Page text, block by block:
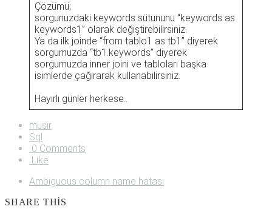
Çözümü;
sorgunuzdaki keywords sütununu “keywords as
keywords1” olarak değiştirebilirsiniz.
Ya da ilk joinde “from tablo1 as tb1” diyerek
sorgumuzda “tb1.keywords” diyerek
sorgumuzda inner joini ve tabloları başka
isimlerde çağırarak kullanabilirsiniz.
Hayırlı günler herkese..
musir
Sql
0 Comments
Like
Ambiguous column name hatası
SHARE THIS